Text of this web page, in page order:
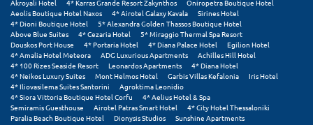
Θ
Θάσος
Θεσσαλονίκη
Ι
Akroyali Hotel
4* Karras Grande Resort Zakynthos
Oniropetra Boutique Hotel
Aeolis Boutique Hotel Naxos
4* Airotel Galaxy Kavala
Sirines Hotel
4* Dioni Boutique Hotel
5* Alexandra Golden Thassos Boutique Hotel
Above Blue Suites
4* Cezaria Hotel
5* Miraggio Thermal Spa Resort
Douskos Port House
4* Portaria Hotel 4* Diana Palace Hotel
Egilion Hotel
4* Amalia Hotel Meteora
ADG Luxurious Apartments
Achilles Hill Hotel
4* 100 Rizes Seaside Resort
Leonardos Apartments
4* Diana Hotel
4* Neikos Luxury Suites
Mont Helmos Hotel Garbis Villas Kefalonia
Iris Hotel
4* Iliovasilema Suites Santorini
Agroktima Leonidio
4* Siora Vittoria Boutique Hotel Corfu
4* Aelius Hotel & Spa
Semiramis Guesthouse
Airotel Patras Smart Hotel
4* City Hotel Thessaloniki
Paralia Beach Boutique Hotel
Dionysis Studios
Sunshine Apartments